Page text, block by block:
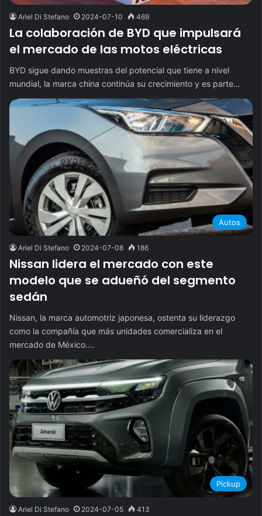
Ariel Di Stefano 2024-07-10 469
La colaboración de BYD que impulsará
el mercado de las motos eléctricas
BYD sigue dando muestras del potencial que tiene a nivel
mundial, la marca china continúa su crecimiento y es parte…
Autos
Ariel Di Stefano 2024-07-08 186
Nissan lidera el mercado con este
modelo que se adueñó del segmento
sedán
Nissan, la marca automotriz japonesa, ostenta su liderazgo
como la compañía que más unidades comercializa en el
mercado de México.…
Pickup
Ariel Di Stefano 2024-07-05 413